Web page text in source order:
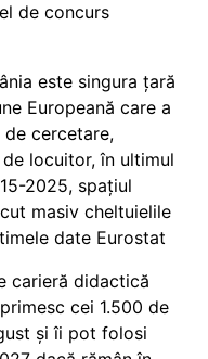
de concurs
este singura țară
Europeană care a
cercetare,
locuitor, în ultimul
2025, spațiul
masiv cheltuielile
date Eurostat
carieră didactică
cei 1.500 de
și îi pot folosi